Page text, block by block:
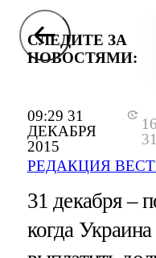
09:29 31
ДЕКАБРЯ
2015
РЕДАКЦИЯ
СЛЕДИТЕ ЗА
НОВОСТЯМИ:
31 декабря –
когда